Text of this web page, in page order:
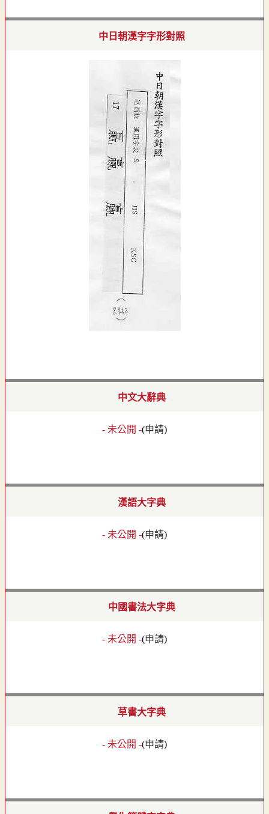
中日朝漢字字形對照
中文大辭典
- 未公開 -(申請)
漢語大字典
- 未公開 -(申請)
中國書法大字典
- 未公開 -(申請)
草書大字典
- 未公開 -(申請)